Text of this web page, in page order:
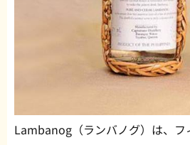
Lambanog（ランバノグ）は、